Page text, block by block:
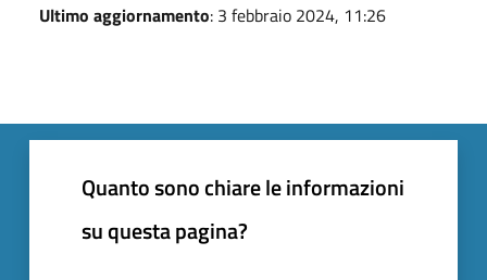
Ultimo aggiornamento: 3 febbraio 2024, 11:26
Quanto sono chiare le informazioni
su questa pagina?